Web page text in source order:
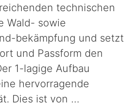
technischen
Wald- sowie
bekämpfung und setzt
und Passform den
1-lagige Aufbau
hervorragende
Dies ist von …